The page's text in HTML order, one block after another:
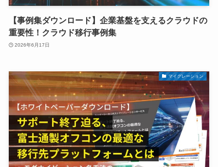
【事例集ダウンロード】企業基盤を支えるクラウドの
重要性！クラウド移行事例集
2026年6月17日
マイグレーション